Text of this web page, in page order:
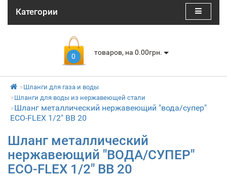
Категории
0
товаров, на 0.00грн.
Шланги для газа и воды
Шланги для воды из нержавеющей стали
Шланг металлический нержавеющий "вода/супер"
ECO-FLEX 1/2" ВВ 20
Шланг металлический
нержавеющий "ВОДА/СУПЕР"
ECO-FLEX 1/2" ВВ 20